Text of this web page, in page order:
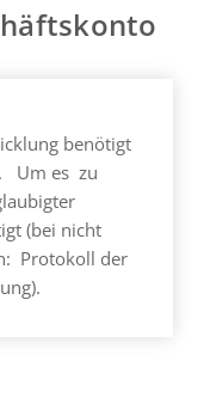
benötigt
. Um es zu
(bei nicht
Protokoll der